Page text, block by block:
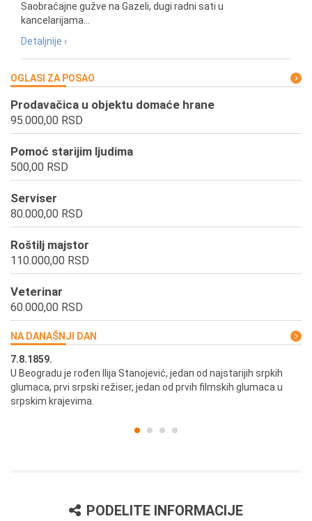
Saobraćajne gužve na Gazeli, dugi radni sati u
kancelarijama...
Detaljnije ›
OGLASI ZA POSAO
Prodavačica u objektu domaće hrane
95.000,00 RSD
Pomoć starijim ljudima
500,00 RSD
Serviser
80.000,00 RSD
Roštilj majstor
110.000,00 RSD
Veterinar
60.000,00 RSD
NA DANAŠNJI DAN
7.8.1859.
U Beogradu je rođen Ilija Stanojević, jedan od najstarijih srpkih
glumaca, prvi srpski režiser, jedan od prvih filmskih glumaca u
srpskim krajevima.
PODELITE INFORMACIJE